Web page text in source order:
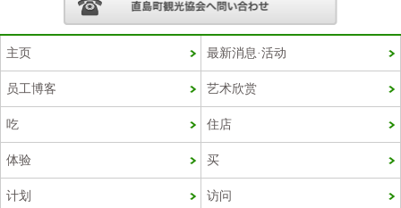
主页 最新消息·活动
员工博客 艺术欣赏
吃 住店
体验 买
计划 访问
Chinese (Taiwan)